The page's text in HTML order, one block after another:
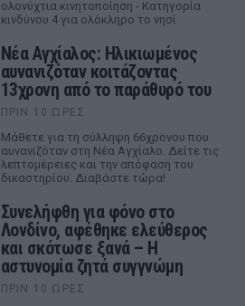
ολονύχτια κινητοποίηση - Κατηγορία
κινδύνου 4 για ολόκληρο το νησί
Νέα Αγχίαλος: Ηλικιωμένος
αυνανιζόταν κοιτάζοντας
13χρονη από το παράθυρό του
ΠΡΙΝ 10 ΏΡΕΣ
Μάθετε για τη σύλληψη 66χρονου που
αυνανιζόταν στη Νέα Αγχίαλο. Δείτε τις
λεπτομέρειες και την απόφαση του
δικαστηρίου. Διαβάστε τώρα!
Συνελήφθη για φόνο στο
Λονδίνο, αφέθηκε ελεύθερος
και σκότωσε ξανά – Η
αστυνομία ζητά συγγνώμη
ΠΡΙΝ 10 ΏΡΕΣ